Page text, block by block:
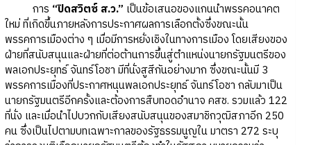
การ “ปิดสวิตซ์ ส.ว.” เป็นข้อเสนอของแกนนำพรรคอนาคต
ใหม่ ที่เกิดขึ้นภายหลังการประกาศผลการเลือกตั้งซึ่งขณะนั้น
พรรคการเมืองต่าง ๆ เมื่อมีการหยั่งเชิงในทางการเมือง โดยเสียงของ
ฝ่ายที่สนับสนุนและฝ่ายที่ต่อต้านการขึ้นสู่ตำแหน่งนายกรัฐมนตรีของ
พลเอกประยุทธ์ จันทร์โอชา มีที่นั่งสูสีกันอย่างมาก ซึ่งขณะนั้นมี 3
พรรคการเมืองที่ประกาศหนุนพลเอกประยุทธ์ จันทร์โอชา กลับมาเป็น
นายกรัฐมนตรีอีกครั้งและต้องการสืบทอดอำนาจ คสช. รวมแล้ว 122
ที่นั่ง และเมื่อนำไปบวกกับเสียงสนับสนุนของสมาชิกวุฒิสภาอีก 250
คน ซึ่งเป็นไปตามบทเฉพาะกาลของรัฐธรรมนูญใน มาตรา 272 ระบุ